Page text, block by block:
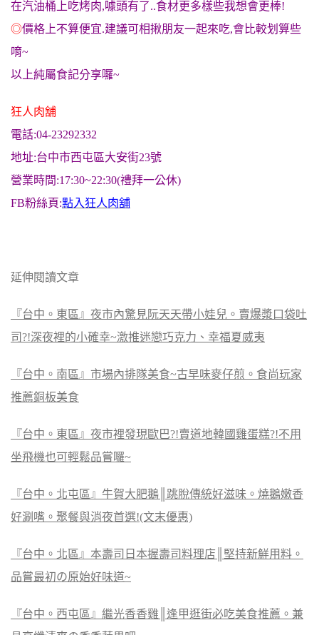
在汽油桶上吃烤肉,噱頭有了..食材更多樣些我想會更棒!
◎價格上不算便宜.建議可相揪朋友一起來吃,會比較划算些
唷~
以上純屬食記分享囉~
狂人肉舖
電話:04-23292332
地址:台中市西屯區大安街23號
營業時間:17:30~22:30(禮拜一公休)
FB粉絲頁:點入狂人肉舖
延伸閱讀文章
『台中。東區』夜市內驚見阮天天帶小娃兒。賣爆漿口袋吐
司?!深夜裡的小確幸~激推迷戀巧克力、幸福夏威夷
『台中。南區』市場內排隊美食~古早味麥仔煎。食尚玩家
推薦銅板美食
『台中。東區』夜市裡發現歐巴?!賣道地韓國雞蛋糕?!不用
坐飛機也可輕鬆品嘗囉~
『台中。北屯區』牛賀大肥鵝║跳脫傳統好滋味。燒鵝嫩香
好涮嘴。聚餐與消夜首選!(文末優惠)
『台中。北區』本壽司日本握壽司料理店║堅持新鮮用料。
品嘗最初の原始好味道~
『台中。西屯區』繼光香香雞║逢甲逛街必吃美食推薦。兼